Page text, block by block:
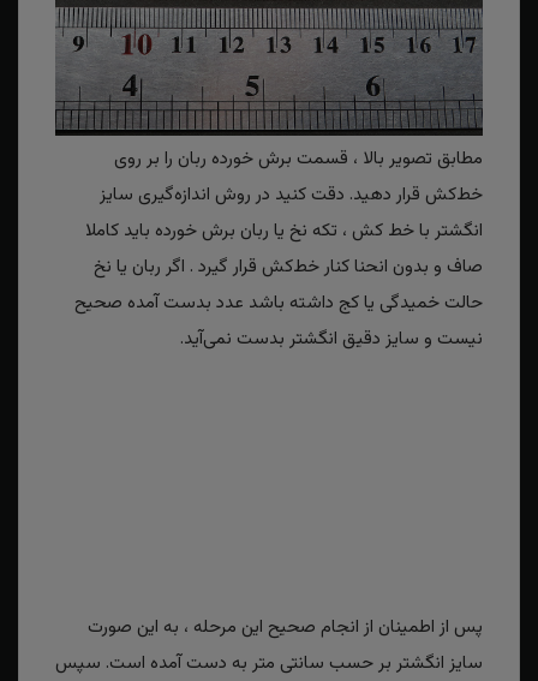
مطابق تصویر بالا ، قسمت برش خورده ربان را بر روی
خط‌کش قرار دهید. دقت کنید در روش اندازه‌گیری سایز
انگشتر با خط کش ، تکه نخ یا ربان برش خورده باید کاملا
صاف و بدون انحنا کنار خط‌کش قرار گیرد . اگر ربان یا نخ
حالت خمیدگی یا کج داشته باشد عدد بدست آمده صحیح
نیست و سایز دقیق انگشتر بدست نمی‌آید.
پس از اطمینان از انجام صحیح این مرحله ، به این صورت
سایز انگشتر بر حسب سانتی متر به دست آمده است. سپس